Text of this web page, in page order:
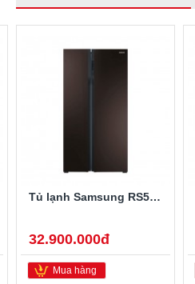
Tủ lạnh Samsung RS552NRUA9M/SV 548 lít
32.900.000đ
Mua hàng